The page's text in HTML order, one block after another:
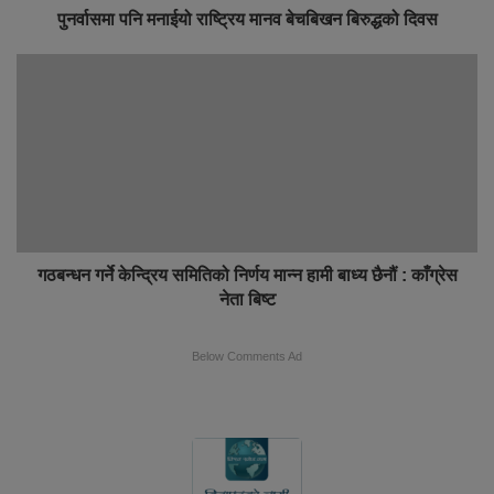
पुनर्वासमा पनि मनाईयो राष्ट्रिय मानव बेचबिखन बिरुद्धको दिवस
गठबन्धन गर्ने केन्द्रिय समितिको निर्णय मान्न हामी बाध्य छैनौं : काँग्रेस
नेता बिष्ट
Below Comments Ad